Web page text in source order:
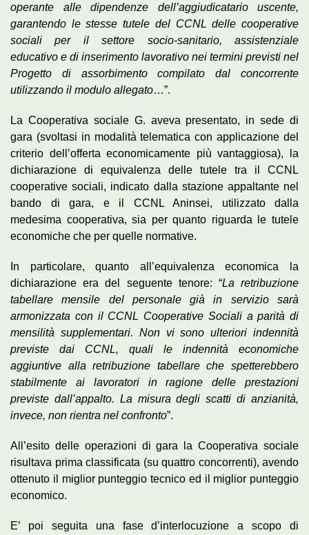
operante alle dipendenze dell’aggiudicatario uscente,
garantendo le stesse tutele del CCNL delle cooperative
sociali per il settore socio-sanitario, assistenziale
educativo e di inserimento lavorativo nei termini previsti nel
Progetto di assorbimento compilato dal concorrente
utilizzando il modulo allegato…”.
La Cooperativa sociale G. aveva presentato, in sede di
gara (svoltasi in modalità telematica con applicazione del
criterio dell’offerta economicamente più vantaggiosa), la
dichiarazione di equivalenza delle tutele tra il CCNL
cooperative sociali, indicato dalla stazione appaltante nel
bando di gara, e il CCNL Aninsei, utilizzato dalla
medesima cooperativa, sia per quanto riguarda le tutele
economiche che per quelle normative.
In particolare, quanto all’equivalenza economica la
dichiarazione era del seguente tenore: “La retribuzione
tabellare mensile del personale già in servizio sarà
armonizzata con il CCNL Cooperative Sociali a parità di
mensilità supplementari. Non vi sono ulteriori indennità
previste dai
CCNL, quali le indennità economiche
aggiuntive alla retribuzione tabellare che spetterebbero
stabilmente ai lavoratori in ragione delle prestazioni
previste dall’appalto. La misura degli scatti di anzianità,
invece, non rientra nel confronto”.
All’esito delle operazioni di gara la Cooperativa sociale
risultava prima classificata (su quattro concorrenti), avendo
ottenuto il miglior punteggio tecnico ed il miglior punteggio
economico.
E’ poi seguita una fase d’interlocuzione a scopo di